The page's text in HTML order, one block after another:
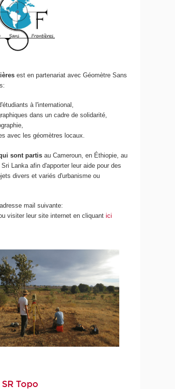
est en partenariat avec Géomètre Sans
à l'international,
dans un cadre de solidarité,
avec les géomètres locaux.
sont partisau Cameroun, en Éthiopie, au
Lanka afin d'apporter leur aide pour des
divers et variés d'urbanisme ou
mail suivante:
visiter leur site internet en cliquantici
SR Topo